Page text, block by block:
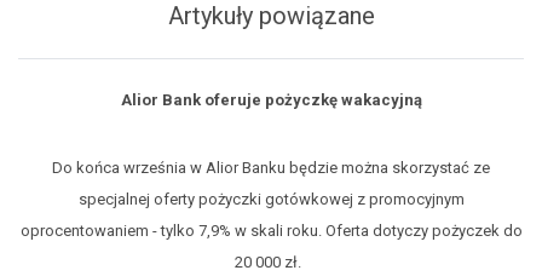
Artykuły powiązane
Alior Bank oferuje pożyczkę wakacyjną
Do końca września w Alior Banku będzie można skorzystać ze
specjalnej oferty pożyczki gotówkowej z promocyjnym
oprocentowaniem - tylko 7,9% w skali roku. Oferta dotyczy pożyczek do
20 000 zł.